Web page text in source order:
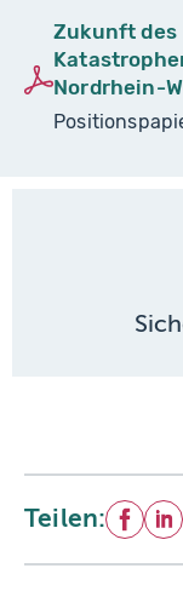
Zukunft des
Nordrhein-
Teilen: